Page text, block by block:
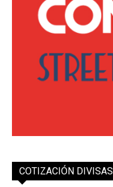
COTIZACIÓN DIVISAS